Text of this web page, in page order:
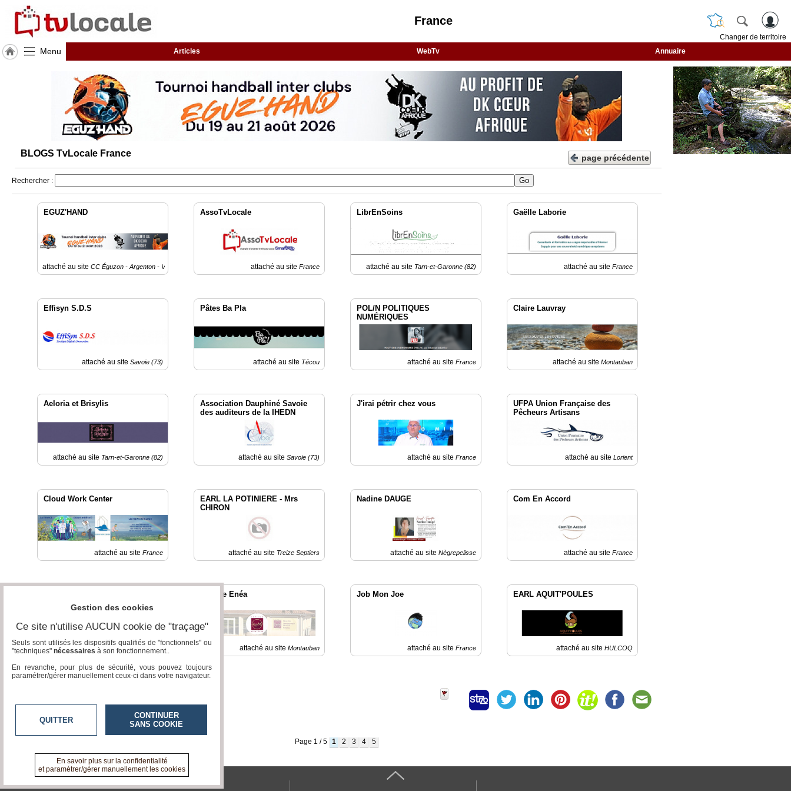
France
Changer de territoire
Menu Articles WebTv Annuaire
AccueilBLOGS TvLocale France page précédente
Rechercher :
EGUZ'HAND
attaché au site CC Éguzon - Argenton - Vallée de la Creuse
AssoTvLocale
attaché au site France
LibrEnSoins
attaché au site Tarn-et-Garonne (82)
Gaëlle Laborie
attaché au site France
Effisyn S.D.S
attaché au site Savoie (73)
Pâtes Ba Pla
attaché au site Técou
POL/N POLITIQUES
NUMÉRIQUES
attaché au site France
Claire Lauvray
attaché au site Montauban
Aeloria et Brisylis
attaché au site Tarn-et-Garonne (82)
Association Dauphiné Savoie
des auditeurs de la IHEDN
attaché au site Savoie (73)
J'irai pétrir chez vous
attaché au site France
UFPA Union Française des
Pêcheurs Artisans
attaché au site Lorient
Cloud Work Center
attaché au site France
EARL LA POTINIERE - Mrs
CHIRON
attaché au site Treize Septiers
Nadine DAUGE
attaché au site Nègrepelisse
Com En Accord
attaché au site France
attaché au siteChemillé en Anjou
Espace Enéa
attaché au site Montauban
Job Mon Joe
attaché au site France
EARL AQUIT'POULES
attaché au site HULCOQ
Page 1 / 5 1 2 3 4 5
Gestion des cookies
Ce site n'utilise AUCUN cookie de "traçage"
Seuls sont utilisés les dispositifs qualifiés de "fonctionnels" ou
"techniques" nécessaires à son fonctionnement..
En revanche, pour plus de sécurité, vous pouvez toujours
paramétrer/gérer manuellement ceux-ci dans votre navigateur.
QUITTER
CONTINUER
SANS COOKIE
En savoir plus sur la confidentialité
et paramétrer/gérer manuellement les cookies